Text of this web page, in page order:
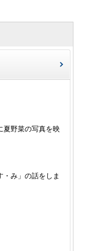
夏野菜の写真を映
・み」の話をしま